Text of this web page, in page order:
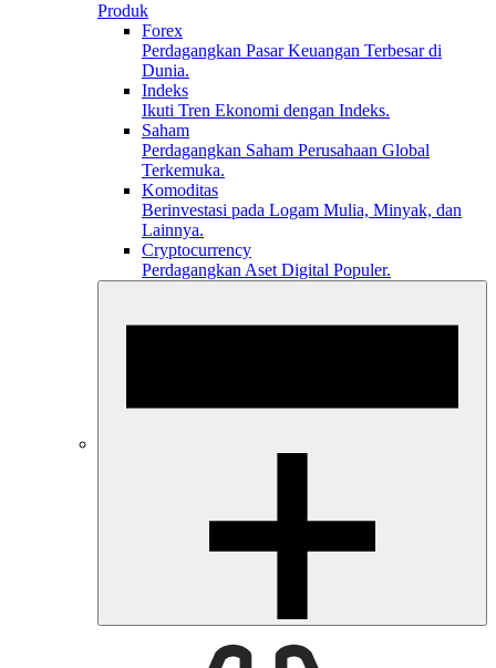
Produk
Forex
Perdagangkan Pasar Keuangan Terbesar di
Dunia.
Indeks
Ikuti Tren Ekonomi dengan Indeks.
Saham
Perdagangkan Saham Perusahaan Global
Terkemuka.
Komoditas
Berinvestasi pada Logam Mulia, Minyak, dan
Lainnya.
Cryptocurrency
Perdagangkan Aset Digital Populer.